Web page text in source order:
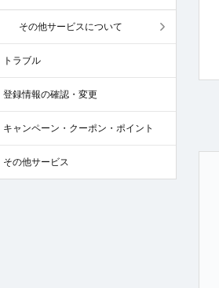
その他サービスについて
トラブル
登録情報の確認・変更
キャンペーン・クーポン・ポイント
その他サービス